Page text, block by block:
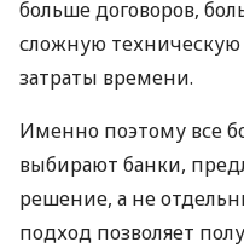
больше договоров,
сложную
затраты времени.
Именно поэтому все
выбирают банки,
решение, а не
подход позволяет